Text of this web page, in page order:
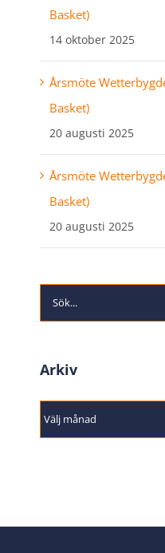
Basket)
14 oktober 2025
Årsmöte
Basket)
20 augusti 2025
Årsmöte
Basket)
20 augusti 2025
Sök
efter:
Arkiv
Arkiv